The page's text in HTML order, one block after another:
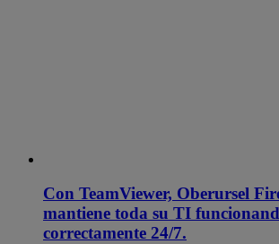
Con TeamViewer, Oberursel
mantiene toda su TI
correctamente 24/7.